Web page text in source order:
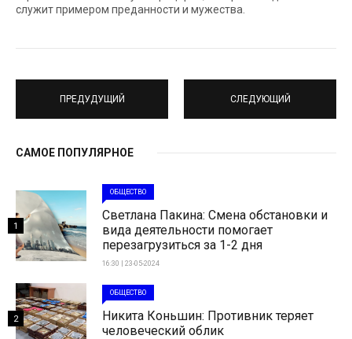
служит примером преданности и мужества.
ПРЕДУДУЩИЙ СЛЕДУЮЩИЙ
САМОЕ ПОПУЛЯРНОЕ
ОБЩЕСТВО
Светлана Пакина: Смена обстановки и
вида деятельности помогает
перезагрузиться за 1-2 дня
16:30 | 23-05-2024
1
ОБЩЕСТВО
Никита Коньшин: Противник теряет
человеческий облик
2